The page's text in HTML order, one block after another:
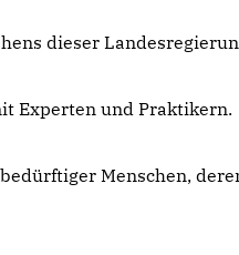
dieser
Experten und Praktikern.
Menschen,